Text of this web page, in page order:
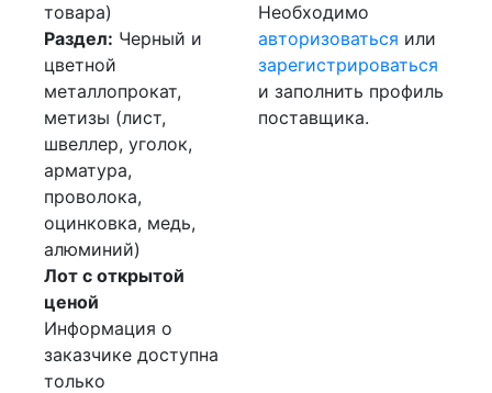
товара)
Раздел: Черный и
цветной
металлопрокат,
метизы (лист,
швеллер, уголок,
арматура,
проволока,
оцинковка, медь,
алюминий)
Лот с открытой
ценой
Информация о
заказчике доступна
только
Необходимо
авторизоваться или
зарегистрироваться
и заполнить профиль
поставщика.